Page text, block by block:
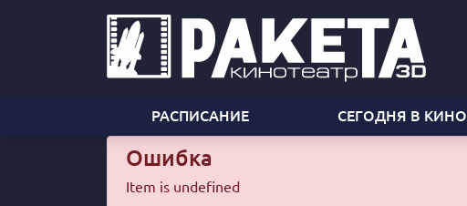
РАСПИСАНИЕ СЕГОДНЯ В КИНО
Ошибка
Item is undefined